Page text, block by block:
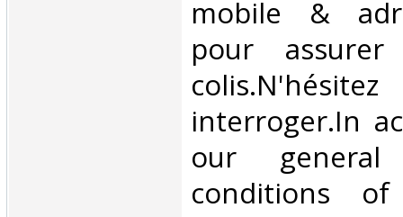
mobile &
pour
interroger.In
our
conditions of